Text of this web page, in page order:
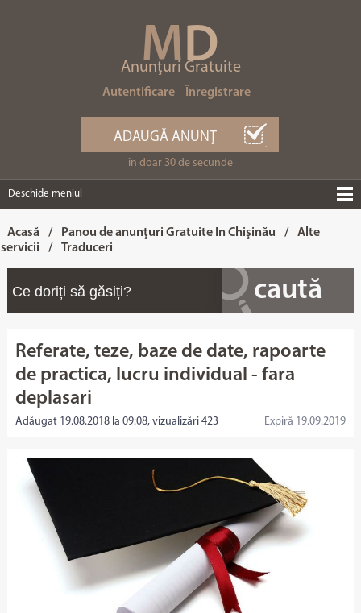
MD
Anunţuri Gratuite
Autentificare Înregistrare
ADAUGĂ ANUNŢ
în doar 30 de secunde
Deschide meniul
Acasă / Panou de anunţuri Gratuite În Chişinău /
Alte
servicii
/ Traduceri
Referate, teze, baze de date, rapoarte
de practica, lucru individual - fara
deplasari
Adăugat 19.08.2018 la 09:08, vizualizări 423 Expiră 19.09.2019